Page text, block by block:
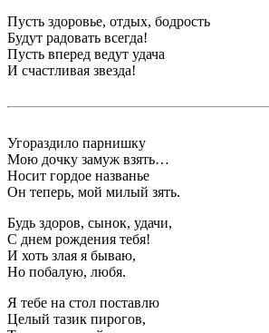
Пусть здоровье, отдых, бодрость
Будут радовать всегда!
Пусть вперед ведут удача
И счастливая звезда!
Угораздило парнишку
Мою дочку замуж взять…
Носит гордое названье
Он теперь, мой милый зять.
Будь здоров, сынок, удачи,
С днем рождения тебя!
И хоть злая я бываю,
Но побалую, любя.
Я тебе на стол поставлю
Целый тазик пирогов,